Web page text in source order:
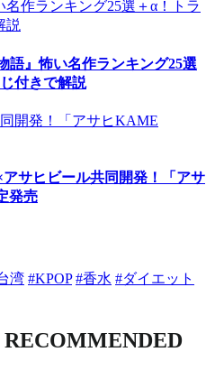
語』怖い名作ランキング25選
付きで解説
サヒビール共同開発！「アサ
発売
湾 #KPOP #香水 #ダイエット
RECOMMENDED